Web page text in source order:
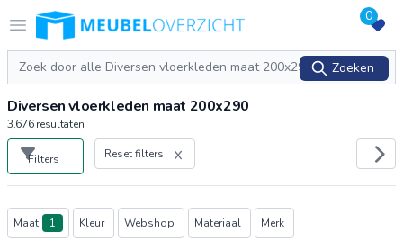
Open menu
Logo Meubeloverzicht.nl 0
Zoeken
Zoeken
Diversen vloerkleden maat 200x290
3.676resultaten
Filters Reset filters
Producten
Maat 1 Kleur Webshop Materiaal Merk